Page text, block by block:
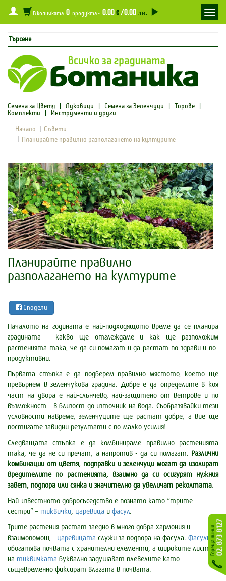
В количката 0 продукта - 0.00€/0.00лв.
Семена за Цветя |Луковици Семена за Зеленчуци Торове
Комплекти
Инструменти и други
Начало
Съвети
Планирайте правилно разполагането на културите
Планирайте правилно
разполагането на културите
Сподели
Началото на годината е най-подходящото време да се планира
градината - какво ще отглеждаме и как ще разположим
растенията така, че да си помагат и да растат по-здрави и по-
продуктивни.
Първата стъпка е да подберем правилно мястото, което ще
превърнем в зеленчукова градина. Добре е да определите в коя
част на двора е най-слънчево, най-защитено от ветрове и по
възможност - в близост до източник на вода. Съобразявайки тези
условности навреме, зеленчуците ще растат добре, а вие ще
постигате завидни резултати с по-малко усилия!
Следващата стъпка е да комбинираме правилно растенията
така, че да не си пречат, а напротив - да си помагат. Различни
комбинации от цветя, подправки и зеленчуци могат да изолират
вредителите по растенията, взаимно да си осигурят нужния
завет, подпора или сянка и значително да увеличат реколтата.
Най-известното добросъседство е познато като “трите
сестри” – тиквички, царевица и фасул.
Трите растения растат заедно в много добра хармония и
взаимопомощ – царевицата служи за подпора на фасула. Фасулът
обогатява почвата с хранителни елементи, а широките листа
на тиквичката буквално задушават плевелите като
същевременно фиксират влагата в почвата.